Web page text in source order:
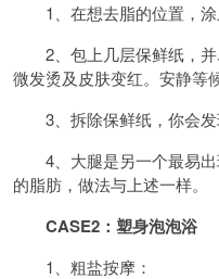
1、在想去脂的位置，涂
2、包上几层保鲜纸，并
微发烫及皮肤变红。安静等
3、拆除保鲜纸，你会发
4、大腿是另一个最易出
的脂肪，做法与上述一样。
CASE2： 塑身泡泡浴
1、粗盐按摩：